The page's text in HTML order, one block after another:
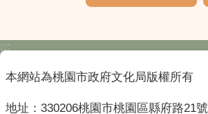
:::
本網站為桃園市政府文化局版權所有
地址：330206桃園市桃園區縣府路21號